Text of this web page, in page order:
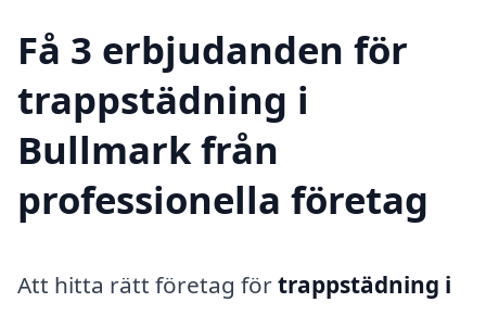
Få 3 erbjudanden för
trappstädning i
Bullmark från
professionella företag
Att hitta rätt företag förtrappstädning i